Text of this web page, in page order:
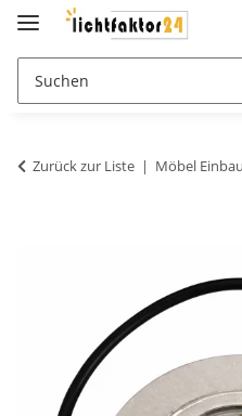
Zurück zur Liste Möbel